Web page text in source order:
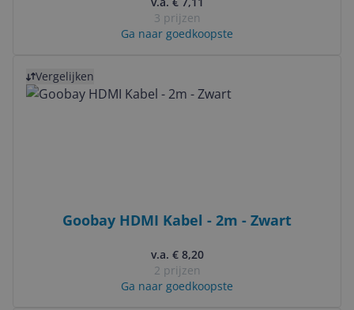
3 prijzen
Ga naar goedkoopste
Vergelijken
Goobay HDMI Kabel - 2m - Zwart
v.a. € 8,20
2 prijzen
Ga naar goedkoopste